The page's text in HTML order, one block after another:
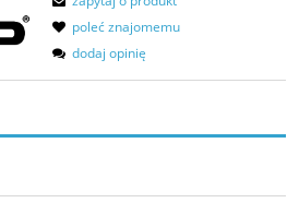
poleć znajomemu
dodaj opinię